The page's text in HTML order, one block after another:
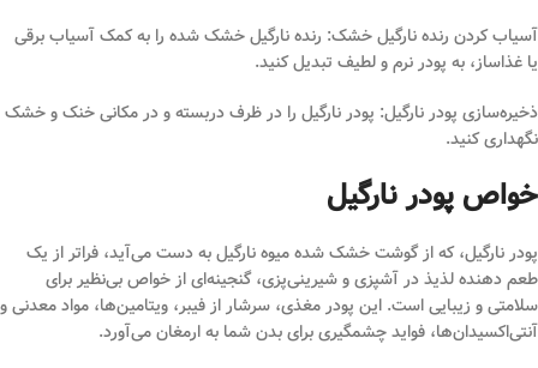
آسیاب کردن رنده نارگیل خشک: رنده نارگیل خشک شده را به کمک آسیاب برقی
یا غذاساز، به پودر نرم و لطیف تبدیل کنید.
ذخیره‌سازی پودر نارگیل: پودر نارگیل را در ظرف دربسته و در مکانی خنک و خشک
نگهداری کنید.
خواص پودر نارگیل
پودر نارگیل، که از گوشت خشک شده میوه نارگیل به دست می‌آید، فراتر از یک
طعم دهنده لذیذ در آشپزی و شیرینی‌پزی، گنجینه‌ای از خواص بی‌نظیر برای
سلامتی و زیبایی است. این پودر مغذی، سرشار از فیبر، ویتامین‌ها، مواد معدنی و
آنتی‌اکسیدان‌ها، فواید چشمگیری برای بدن شما به ارمغان می‌آورد.